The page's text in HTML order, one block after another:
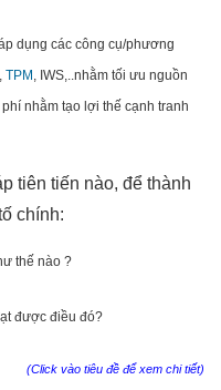
dụng các công cụ/phương
TPM , IWS,..nhằm tối ưu nguồn
nhằm tạo lợi thế cạnh tranh
tiên tiến nào, để thành
chính:
thế nào ?
được điều đó?
(Click vào tiêu đề để xem chi tiết)